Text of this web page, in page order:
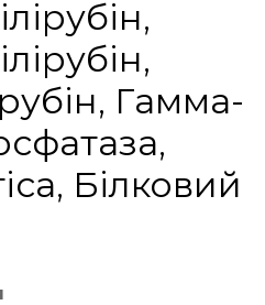
Гамма-
Білковий